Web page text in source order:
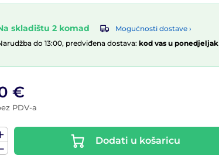
skladištu 2 komad
Mogućnosti dostave ›
do 13:00, predviđena dostava: kod vas u ponedjeljak
€
PDV-a
Dodati u košaricu